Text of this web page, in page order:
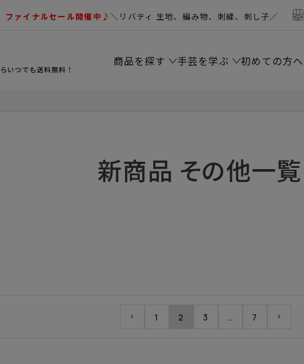
ファイナルセール開催中♪＼リバティ 生地、編み物、刺繍、刺し子／
いつでも送料無料！
商品を探す 手芸を学ぶ 初めての方へ
新商品 その他一覧
1 2 3 7